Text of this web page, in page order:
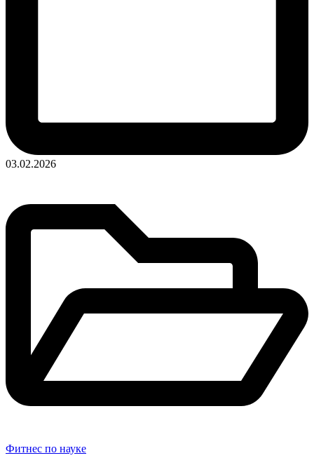
03.02.2026Опубликовано
Фитнес по науке